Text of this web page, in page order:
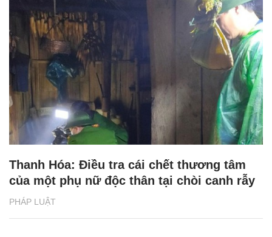
PHÁP LUẬT
Thanh Hóa: Điều tra cái chết thương tâm
của một phụ nữ độc thân tại chòi canh rẫy